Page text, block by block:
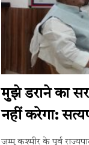
मुझे डराने का
नहीं करेगा:
जम्मू कश्मीर के पूर्व